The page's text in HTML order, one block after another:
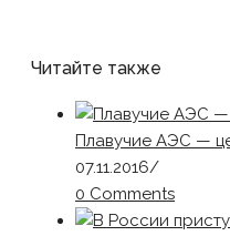
Читайте также
Плавучие АЭС —
07.11.2016/
0 Comments